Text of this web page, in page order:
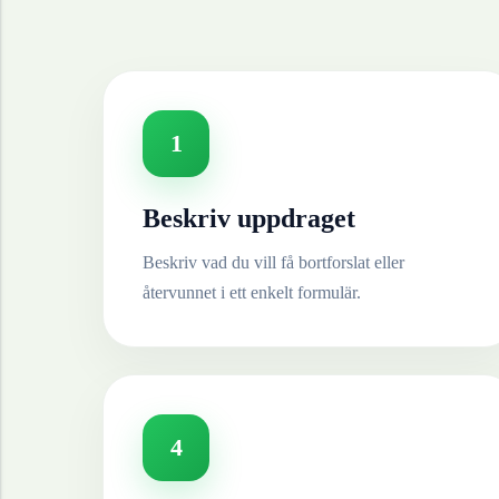
1
Beskriv uppdraget
Beskriv vad du vill få bortforslat eller
återvunnet i ett enkelt formulär.
4